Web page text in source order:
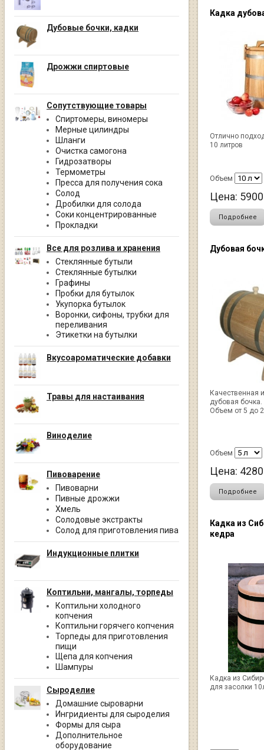
Дубовые бочки, кадки
Дрожжи спиртовые
Сопутствующие товары
Спиртомеры, виномеры
Мерные цилиндры
Шланги
Очистка самогона
Гидрозатворы
Термометры
Пресса для получения сока
Солод
Дробилки для солода
Соки концентрированные
Прокладки
Все для розлива и хранения
Стеклянные бутыли
Стеклянные бутылки
Графины
Пробки для бутылок
Укупорка бутылок
Воронки, сифоны, трубки для
переливания
Этикетки на бутылки
Вкусоароматические добавки
Травы для настаивания
Виноделие
Пивоварение
Пивоварни
Пивные дрожжи
Хмель
Солодовые экстракты
Солод для приготовления пива
Индукционные плитки
Коптильни, мангалы, торпеды
Коптильни холодного
копчения
Коптильни горячего копчения
Торпеды для приготовления
пищи
Щепа для копчения
Шампуры
Сыроделие
Домашние сыроварни
Ингридиенты для сыроделия
Формы для сыра
Дополнительное
оборудование
Кадка
Отлично
10 литров
Объем
Цена: 5900
Подробнее
Дубовая
Качественная
дубовая бочка.
Объем от 5 до
Объем
Цена: 4280
Подробнее
Кадка из
кедра
Кадка из
для засолки